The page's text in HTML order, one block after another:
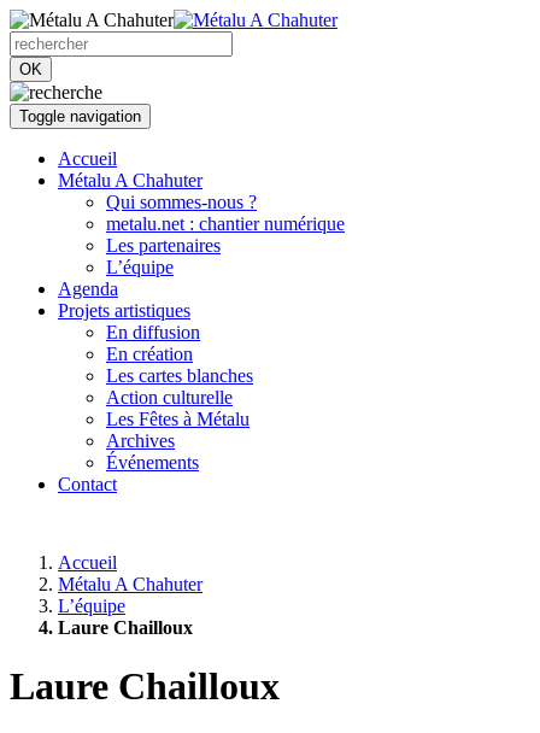
OK
Toggle navigation
Accueil
Métalu A Chahuter
Qui sommes-nous ?
metalu.net : chantier numérique
Les partenaires
L’équipe
Agenda
Projets artistiques
En diffusion
En création
Les cartes blanches
Action culturelle
Les Fêtes à Métalu
Archives
Événements
Contact
Accueil
Métalu A Chahuter
L’équipe
Laure Chailloux
Laure Chailloux